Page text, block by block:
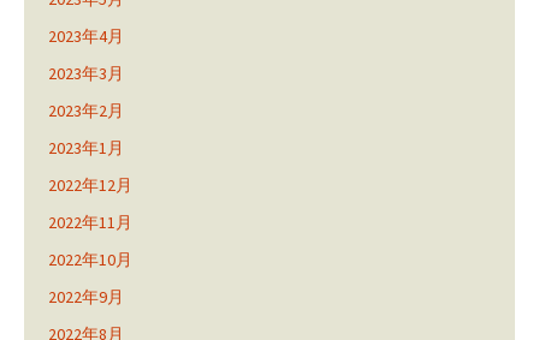
2023年4月
2023年3月
2023年2月
2023年1月
2022年12月
2022年11月
2022年10月
2022年9月
2022年8月